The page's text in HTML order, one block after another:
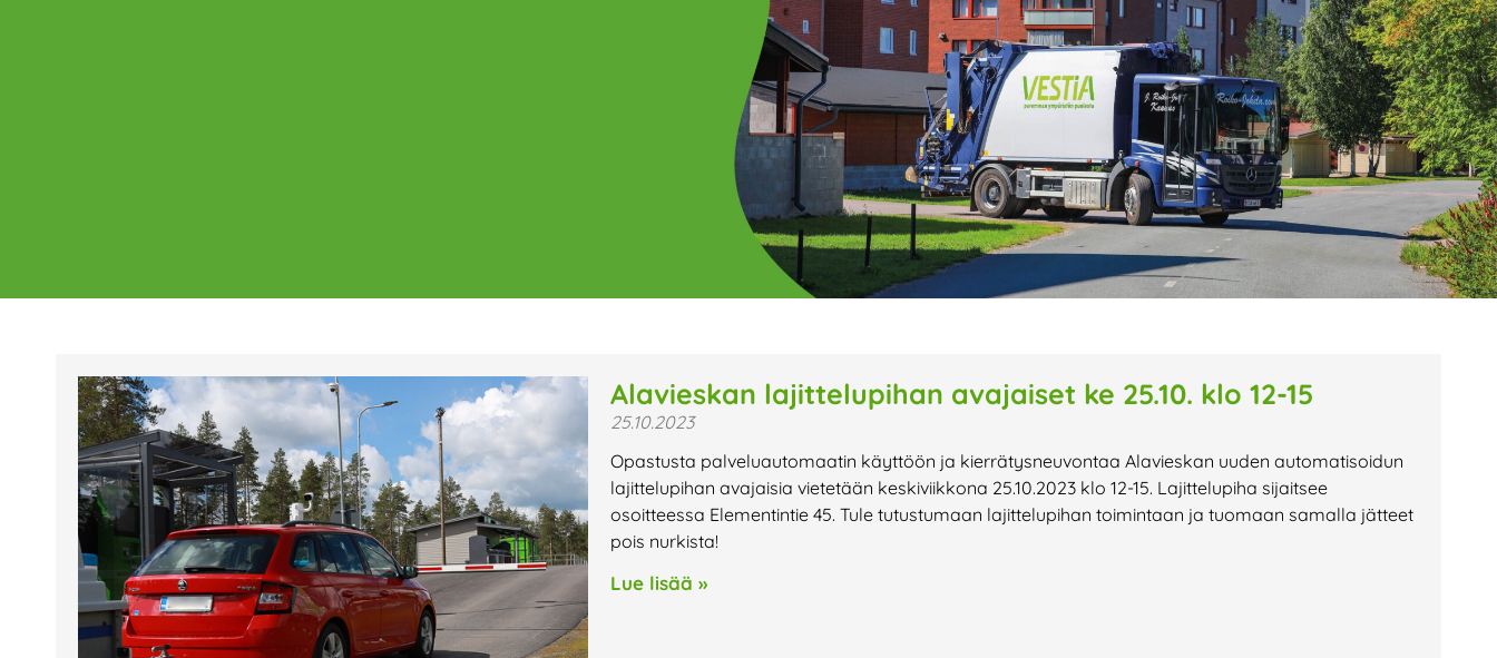
Ajankohtaista
Tältä sivulta löydät Vestian ajankohtaiset uutiset,
mahdolliset poikkeukset aukioloajoissa ja lähiaikojen
tapahtumat.
Alavieskan lajittelupihan avajaiset ke 25.10. klo 12-15
25.10.2023
Opastusta palveluautomaatin käyttöön ja kierrätysneuvontaa Alavieskan uuden automatisoidun
lajittelupihan avajaisia vietetään keskiviikkona 25.10.2023 klo 12-15. Lajittelupiha sijaitsee
osoitteessa Elementintie 45. Tule tutustumaan lajittelupihan toimintaan ja tuomaan samalla jätteet
pois nurkista!
Lue lisää »
PagePagePagePagePage